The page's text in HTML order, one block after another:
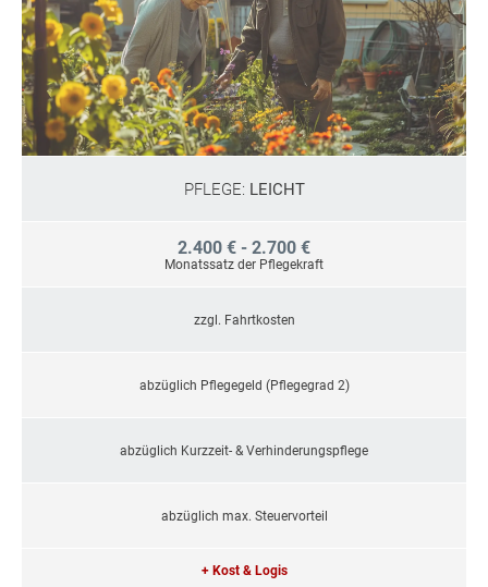
PFLEGE: LEICHT
2.400 € - 2.700 €
Monatssatz der Pflegekraft
zzgl. Fahrtkosten
abzüglich Pflegegeld (Pflegegrad 2)
abzüglich Kurzzeit- & Verhinderungspflege
abzüglich max. Steuervorteil
+ Kost & Logis